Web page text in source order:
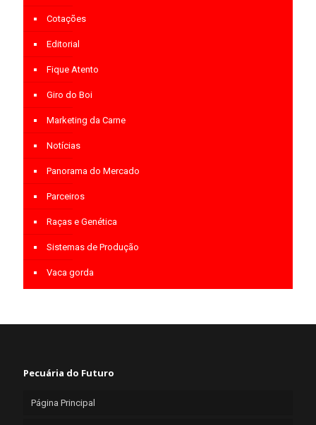
Cotações
Editorial
Fique Atento
Giro do Boi
Marketing da Carne
Notícias
Panorama do Mercado
Parceiros
Raças e Genética
Sistemas de Produção
Vaca gorda
Pecuária do Futuro
Página Principal